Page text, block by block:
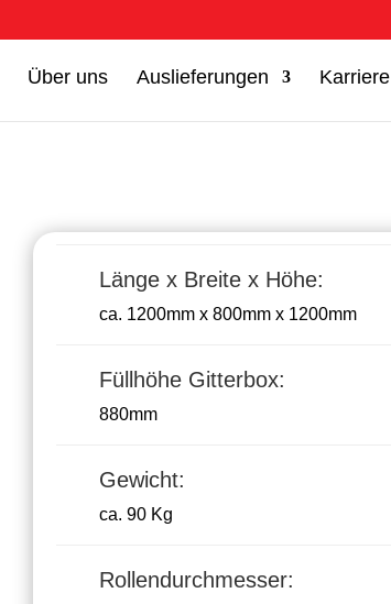
Über uns Auslieferungen Karriere
Länge x Breite x Höhe:
ca. 1200mm x 800mm x 1200mm
Füllhöhe Gitterbox:
880mm
Gewicht:
ca. 90 Kg
Rollendurchmesser: